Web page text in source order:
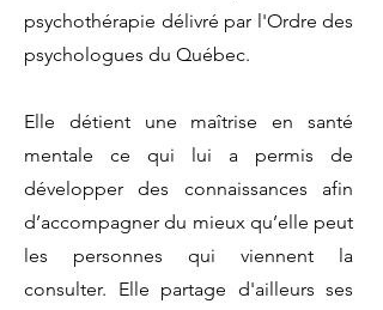
psychothérapie délivré par l'Ordre des
psychologues du Québec.
Elle détient une maîtrise en santé
mentale ce qui lui a permis de
développer des connaissances afin
d’accompagner du mieux qu’elle peut
les personnes qui viennent la
consulter. Elle partage d'ailleurs ses